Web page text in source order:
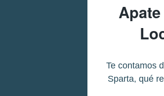
Te contamos
Sparta, qué